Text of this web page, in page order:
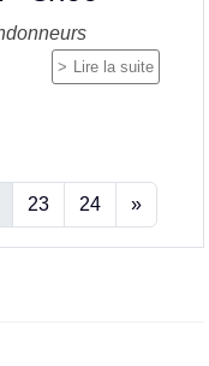
Lire la suite
23 24 »